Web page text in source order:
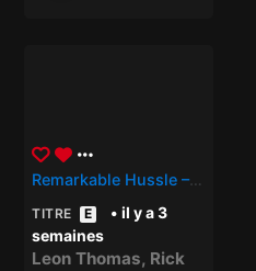
Remarkable Hussle – Rick Ross, Leon Thomas
TITRE E
• il y a 3
semaines
Leon Thomas, Rick